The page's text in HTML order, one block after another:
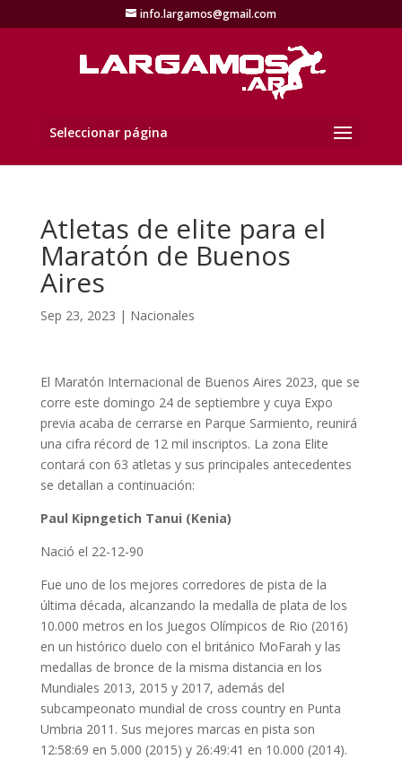
info.largamos@gmail.com
Seleccionar página
Atletas de elite para el
Maratón de Buenos
Aires
Sep 23, 2023 | Nacionales
El Maratón Internacional de Buenos Aires 2023, que se
corre este domingo 24 de septiembre y cuya Expo
previa acaba de cerrarse en Parque Sarmiento, reunirá
una cifra récord de 12 mil inscriptos. La zona Elite
contará con 63 atletas y sus principales antecedentes
se detallan a continuación:
Paul Kipngetich Tanui (Kenia)
Nació el 22-12-90
Fue uno de los mejores corredores de pista de la
última década, alcanzando la medalla de plata de los
10.000 metros en los Juegos Olímpicos de Rio (2016)
en un histórico duelo con el británico MoFarah y las
medallas de bronce de la misma distancia en los
Mundiales 2013, 2015 y 2017, además del
subcampeonato mundial de cross country en Punta
Umbria 2011. Sus mejores marcas en pista son
12:58:69 en 5.000 (2015) y 26:49:41 en 10.000 (2014).